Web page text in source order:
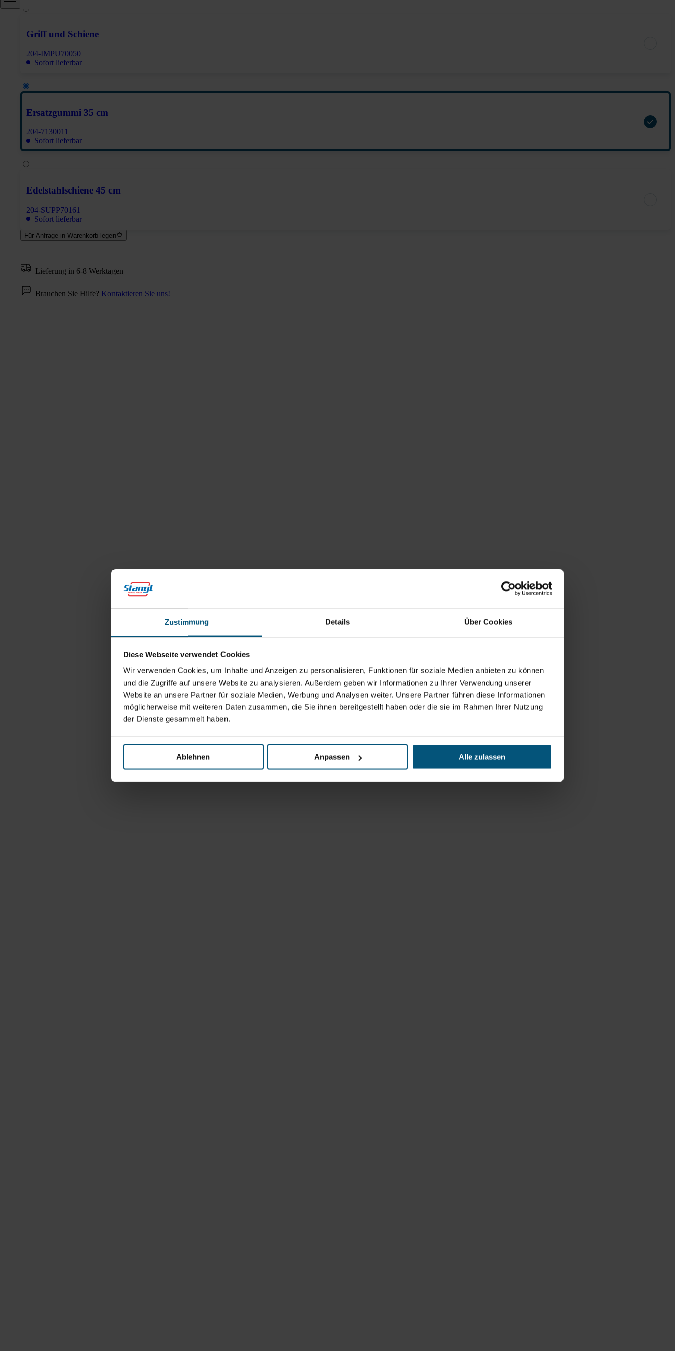
Zustimmung Details Über Cookies
Diese Webseite verwendet Cookies
Wir verwenden Cookies, um Inhalte und Anzeigen zu personalisieren, Funktionen für soziale Medien anbieten zu können
und die Zugriffe auf unsere Website zu analysieren. Außerdem geben wir Informationen zu Ihrer Verwendung unserer
Website an unsere Partner für soziale Medien, Werbung und Analysen weiter. Unsere Partner führen diese Informationen
möglicherweise mit weiteren Daten zusammen, die Sie ihnen bereitgestellt haben oder die sie im Rahmen Ihrer Nutzung
der Dienste gesammelt haben.
Ablehnen Anpassen Alle zulassen
Griff und Schiene
204-IMPU70050
Sofort lieferbar
Ersatzgummi 35 cm
204-7130011
Sofort lieferbar
Edelstahlschiene 45 cm
204-SUPP70161
Sofort lieferbar
Für Anfrage in Warenkorb legen
Lieferung in 6-8 Werktagen
Brauchen Sie Hilfe? Kontaktieren Sie uns!